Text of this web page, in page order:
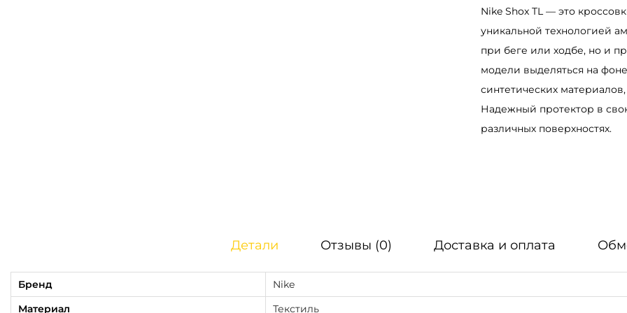
о
с
с
о
в
к
и
h
Nike Shox TL — это
уникальной технологией
при беге или ходбе, но и
модели выделяться на
синтетических
Надежный протектор в
различных поверхностях.
Детали Отзывы (0) Доставка и оплата
Бренд
Nike
Материал
Текстиль